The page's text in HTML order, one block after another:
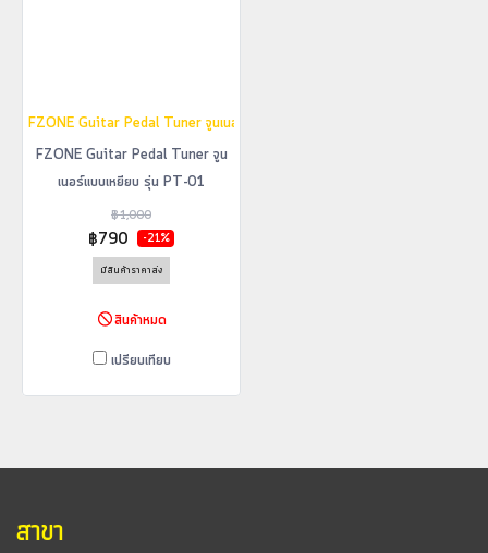
FZONE Guitar Pedal Tuner จูนเนอร์แบบเหยียบ รุ่น PT-01
FZONE Guitar Pedal Tuner จูน
เนอร์แบบเหยียบ รุ่น PT-01
฿1,000
฿790 -21%
มีสินค้าราคาส่ง
สินค้าหมด
เปรียบเทียบ
สาขา